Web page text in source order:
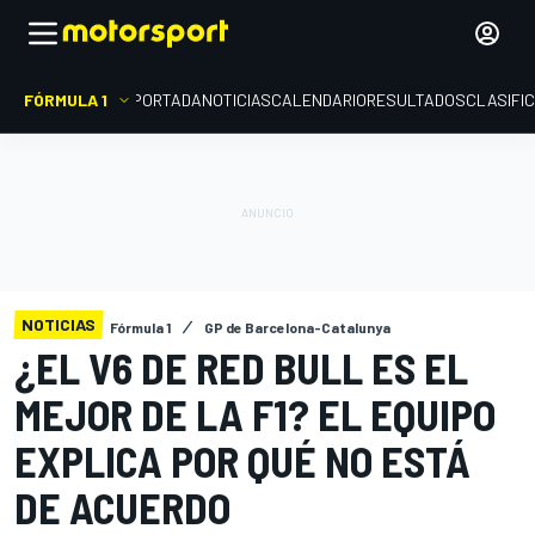
FÓRMULA 1 PORTADANOTICIASCALENDARIORESULTADOS
NOTICIAS Fórmula 1 GP de Barcelona-Catalunya
¿EL V6 DE RED BULL ES EL
MEJOR DE LA F1? EL EQUIPO
EXPLICA POR QUÉ NO ESTÁ
DE ACUERDO